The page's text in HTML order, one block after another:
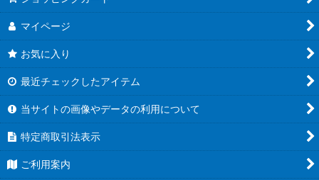
マイページ
お気に入り
最近チェックしたアイテム
当サイトの画像やデータの利用について
特定商取引法表示
ご利用案内